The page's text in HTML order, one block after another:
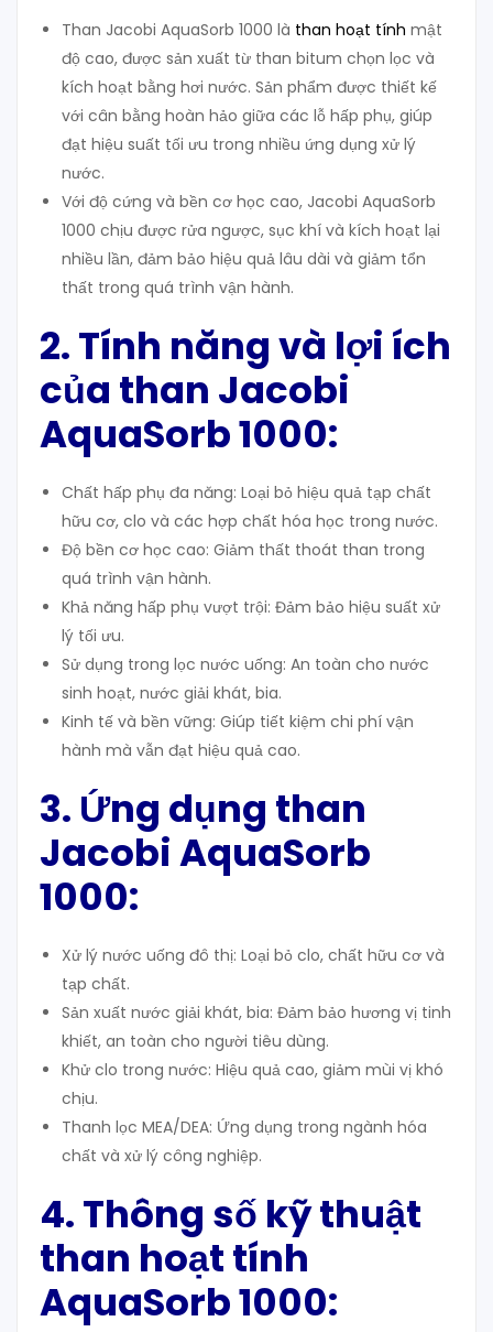
Than Jacobi AquaSorb 1000 là than hoạt tính mật
độ cao, được sản xuất từ than bitum chọn lọc và
kích hoạt bằng hơi nước. Sản phẩm được thiết kế
với cân bằng hoàn hảo giữa các lỗ hấp phụ, giúp
đạt hiệu suất tối ưu trong nhiều ứng dụng xử lý
nước.
Với độ cứng và bền cơ học cao, Jacobi AquaSorb
1000 chịu được rửa ngược, sục khí và kích hoạt lại
nhiều lần, đảm bảo hiệu quả lâu dài và giảm tổn
thất trong quá trình vận hành.
2. Tính năng và lợi ích
của than Jacobi
AquaSorb 1000:
Chất hấp phụ đa năng: Loại bỏ hiệu quả tạp chất
hữu cơ, clo và các hợp chất hóa học trong nước.
Độ bền cơ học cao: Giảm thất thoát than trong
quá trình vận hành.
Khả năng hấp phụ vượt trội: Đảm bảo hiệu suất xử
lý tối ưu.
Sử dụng trong lọc nước uống: An toàn cho nước
sinh hoạt, nước giải khát, bia.
Kinh tế và bền vững: Giúp tiết kiệm chi phí vận
hành mà vẫn đạt hiệu quả cao.
3. Ứng dụng than
Jacobi AquaSorb
1000:
Xử lý nước uống đô thị: Loại bỏ clo, chất hữu cơ và
tạp chất.
Sản xuất nước giải khát, bia: Đảm bảo hương vị tinh
khiết, an toàn cho người tiêu dùng.
Khử clo trong nước: Hiệu quả cao, giảm mùi vị khó
chịu.
Thanh lọc MEA/DEA: Ứng dụng trong ngành hóa
chất và xử lý công nghiệp.
4. Thông số kỹ thuật
than hoạt tính
AquaSorb 1000: